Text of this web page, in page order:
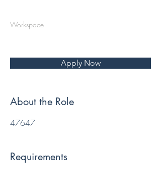
Workspace
Apply Now
About the Role
47647
Requirements